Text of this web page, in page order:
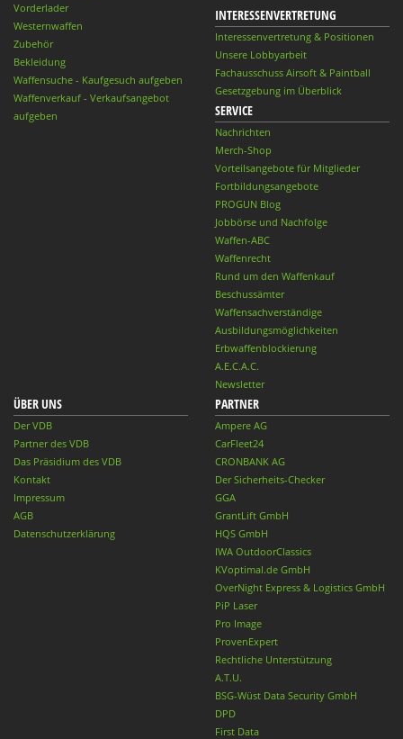
Vorderlader
Westernwaffen
Zubehör
Bekleidung
Waffensuche - Kaufgesuch aufgeben
Waffenverkauf - Verkaufsangebot
aufgeben
INTERESSENVERTRETUNG
Interessenvertretung & Positionen
Unsere Lobbyarbeit
Fachausschuss Airsoft & Paintball
Gesetzgebung im Überblick
SERVICE
Nachrichten
Merch-Shop
Vorteilsangebote für Mitglieder
Fortbildungsangebote
PROGUN Blog
Jobbörse und Nachfolge
Waffen-ABC
Waffenrecht
Rund um den Waffenkauf
Beschussämter
Waffensachverständige
Ausbildungsmöglichkeiten
Erbwaffenblockierung
A.E.C.A.C.
Newsletter
ÜBER UNS
Der VDB
Partner des VDB
Das Präsidium des VDB
Kontakt
Impressum
AGB
Datenschutzerklärung
PARTNER
Ampere AG
CarFleet24
CRONBANK AG
Der Sicherheits-Checker
GGA
GrantLift GmbH
HQS GmbH
IWA OutdoorClassics
KVoptimal.de GmbH
OverNight Express & Logistics GmbH
PiP Laser
Pro Image
ProvenExpert
Rechtliche Unterstützung
A.T.U.
BSG-Wüst Data Security GmbH
DPD
First Data